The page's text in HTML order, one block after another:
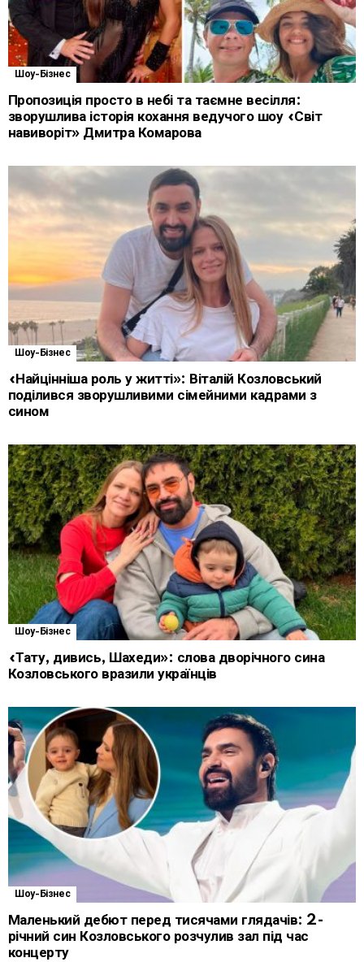
Шоу-Бізнес
Пропозиція просто в небі та таємне весілля:
зворушлива історія кохання ведучого шоу «Світ
навиворіт» Дмитра Комарова
Шоу-Бізнес
«Найцінніша роль у житті»: Віталій Козловський
поділився зворушливими сімейними кадрами з
сином
Шоу-Бізнес
«Тату, дивись, Шахеди»: слова дворічного сина
Козловського вразили українців
Шоу-Бізнес
Маленький дебют перед тисячами глядачів: 2-
річний син Козловського розчулив зал під час
концерту